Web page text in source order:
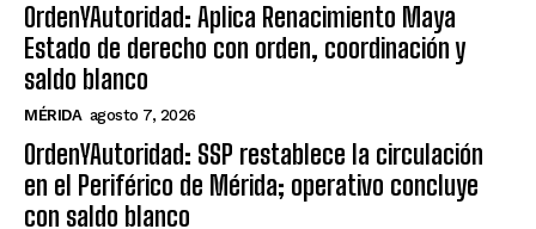
OrdenYAutoridad: Aplica Renacimiento Maya
Estado de derecho con orden, coordinación y
saldo blanco
MÉRIDA agosto 7, 2026
OrdenYAutoridad: SSP restablece la circulación
en el Periférico de Mérida; operativo concluye
con saldo blanco